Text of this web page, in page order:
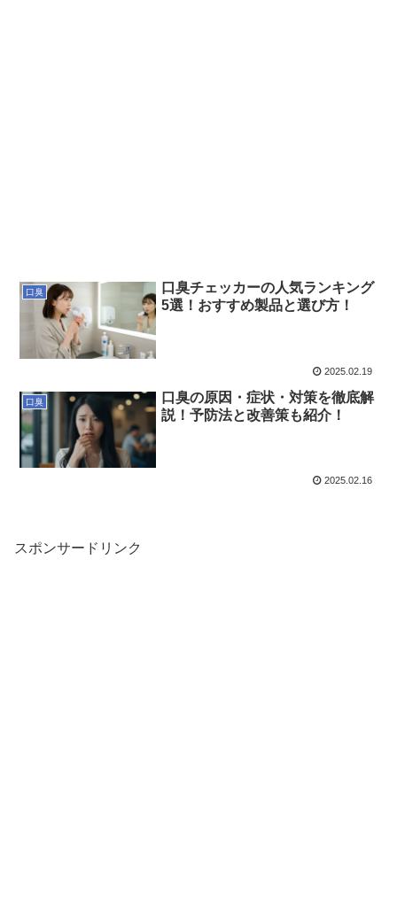
口臭
口臭チェッカーの人気ランキング
5選！おすすめ製品と選び方！
2025.02.19
口臭
口臭の原因・症状・対策を徹底解
説！予防法と改善策も紹介！
2025.02.16
スポンサードリンク